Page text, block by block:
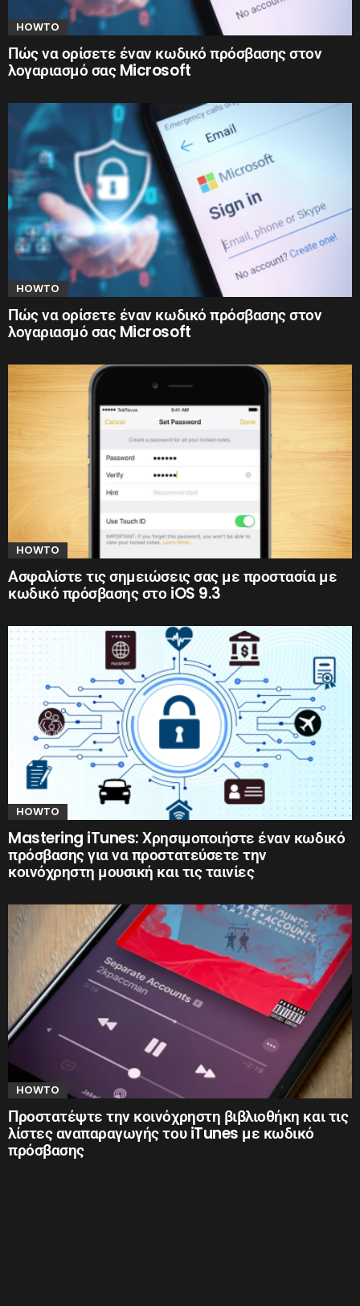
HOWTO
Πώς να ορίσετε έναν κωδικό πρόσβασης στον
λογαριασμό σας Microsoft
HOWTO
Πώς να ορίσετε έναν κωδικό πρόσβασης στον
λογαριασμό σας Microsoft
HOWTO
Ασφαλίστε τις σημειώσεις σας με προστασία με
κωδικό πρόσβασης στο iOS 9.3
HOWTO
Mastering iTunes: Χρησιμοποιήστε έναν κωδικό
πρόσβασης για να προστατεύσετε την
κοινόχρηστη μουσική και τις ταινίες
HOWTO
Προστατέψτε την κοινόχρηστη βιβλιοθήκη και τις
λίστες αναπαραγωγής του iTunes με κωδικό
πρόσβασης